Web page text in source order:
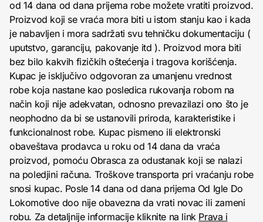
od 14 dana od dana prijema robe možete vratiti proizvod.
Proizvod koji se vraća mora biti u istom stanju kao i kada
je nabavljen i mora sadržati svu tehničku dokumentaciju (
uputstvo, garanciju, pakovanje itd ). Proizvod mora biti
bez bilo kakvih fizičkih oštećenja i tragova korišćenja.
Kupac je isključivo odgovoran za umanjenu vrednost
robe koja nastane kao posledica rukovanja robom na
način koji nije adekvatan, odnosno prevazilazi ono što je
neophodno da bi se ustanovili priroda, karakteristike i
funkcionalnost robe. Kupac pismeno ili elektronski
obaveštava prodavca u roku od 14 dana da vraća
proizvod, pomoću Obrasca za odustanak koji se nalazi
na poledjini računa. Troškove transporta pri vraćanju robe
snosi kupac. Posle 14 dana od dana prijema Od Igle Do
Lokomotive doo nije obavezna da vrati novac ili zameni
robu. Za detaljnije informacije kliknite na link Prava i